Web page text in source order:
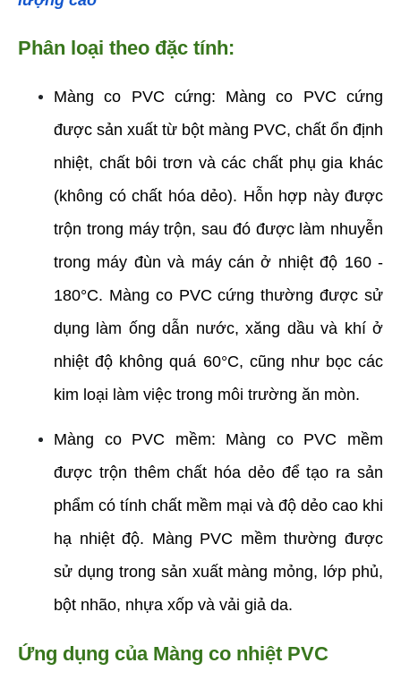
Phân loại theo đặc tính:
Màng co PVC cứng: Màng co PVC cứng
được sản xuất từ bột màng PVC, chất ổn định
nhiệt, chất bôi trơn và các chất phụ gia khác
(không có chất hóa dẻo). Hỗn hợp này được
trộn trong máy trộn, sau đó được làm nhuyễn
trong máy đùn và máy cán ở nhiệt độ 160 -
180°C. Màng co PVC cứng thường được sử
dụng làm ống dẫn nước, xăng dầu và khí ở
nhiệt độ không quá 60°C, cũng như bọc các
kim loại làm việc trong môi trường ăn mòn.
Màng co PVC mềm: Màng co PVC mềm
được trộn thêm chất hóa dẻo để tạo ra sản
phẩm có tính chất mềm mại và độ dẻo cao khi
hạ nhiệt độ. Màng PVC mềm thường được
sử dụng trong sản xuất màng mỏng, lớp phủ,
bột nhão, nhựa xốp và vải giả da.
Ứng dụng của Màng co nhiệt PVC